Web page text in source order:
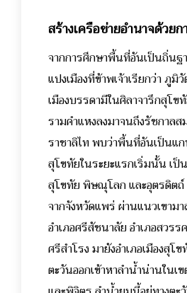
สร้างเครือข่ายอำนาจด้วย
จากการศึกษาพื้นที่อันเป็นถิ่นฐ
แปงเมืองที่ข้าพเจ้าเรียกว่า ภู
เมืองบรรดามีในศิลาจารึกสุโ
รามคำแหงลงมาจนถึงรัชกาล
ราชาลิไท พบว่าพื้นที่อันเป็นแ
สุโขทัยในระยะแรกเริ่มนั้น เ
สุโขทัย พิษณุโลก และอุตรดิต
จากจังหวัดแพร่ ผ่านแนวเขาม
อำเภอศรีสัชนาลัย อำเภอสวรร
ศรีสำโรง มายังอำเภอเมืองสุโ
ตะวันออกเข้าหาลำน้ำน่านใน